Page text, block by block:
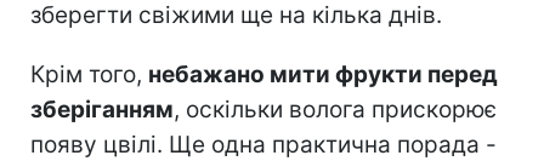
зберегти свіжими ще на кілька днів.
Крім того, небажано мити фрукти перед
зберіганням, оскільки волога прискорює
появу цвілі. Ще одна практична порада -